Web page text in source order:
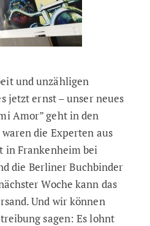
und unzähligen
jetzt ernst – unser neues
Amor” geht in den
die Experten aus
in Frankenheim bei
die Berliner Buchbinder
Woche kann das
Und wir können
sagen: Es lohnt